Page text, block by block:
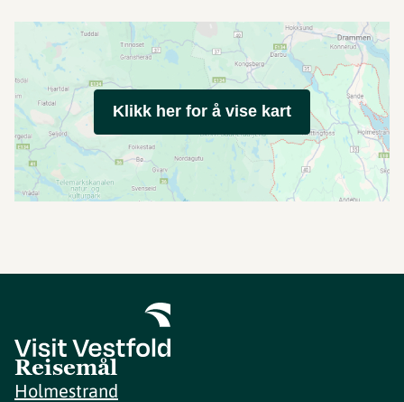
Klikk her for å vise kart
Reisemål
Holmestrand